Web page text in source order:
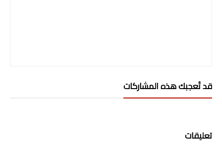
قد تُعجبك هذه المشاركات
تعليقات